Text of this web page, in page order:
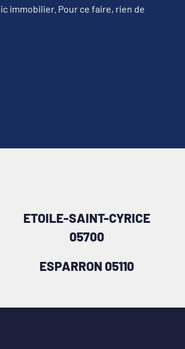
immobilier. Pour ce faire, rien de
ETOILE-SAINT-CYRICE
05700
ESPARRON 05110